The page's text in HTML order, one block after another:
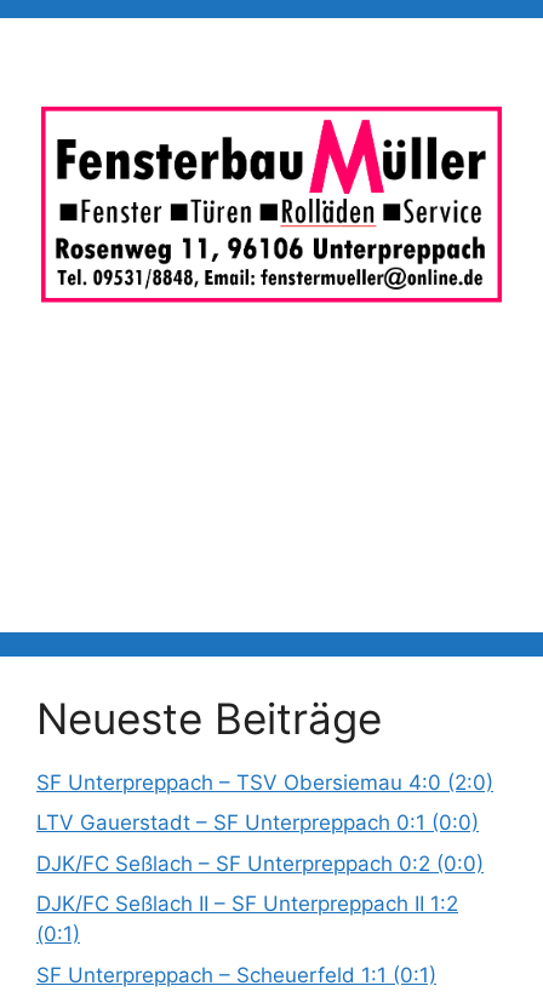
Neueste Beiträge
SF Unterpreppach – TSV Obersiemau 4:0 (2:0)
LTV Gauerstadt – SF Unterpreppach 0:1 (0:0)
DJK/FC Seßlach – SF Unterpreppach 0:2 (0:0)
DJK/FC Seßlach II – SF Unterpreppach II 1:2
(0:1)
SF Unterpreppach – Scheuerfeld 1:1 (0:1)